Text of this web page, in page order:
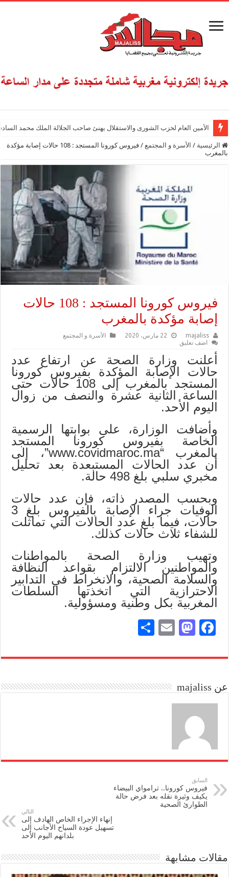
الأمين العام لحزب الشورى والاستقلال يهنئ صاحب الجلالة الملك محمد
الرئيسية / الأسرة و المجتمع /
فيروس كورونا المستجد : 108 حالات إصابة مؤكدة
بالمغرب
فيروس كورونا المستجد : 108 حالات
إصابة مؤكدة بالمغرب
majaliss 22 مارس، 2020
الأسرة و المجتمع
اضف تعليق
أعلنت وزارة الصحة عن ارتفاع عدد
حالات الإصابة المؤكدة بفيروس كورونا
المستجد بالمغرب إلى 108 حالات حتى
الساعة الثانية عشرة والنصف من زوال
اليوم الأحد.
وأضافت الوزارة، على بوابتها الرسمية
الخاصة بفيروس كورونا المستجد
بالمغرب “www.covidmaroc.ma”، إلى
أن عدد الحالات المستبعدة بعد تحليل
مخبري سلبي بلغ 498 حالة.
وبحسب المصدر ذاته، فإن عدد حالات
الوفيات جراء الإصابة بالفيروس بلغ 3
حالات، فيما بلغ عدد الحالات التي تماثلت
للشفاء ثلاث حالات كذلك.
وتهيب وزارة الصحة بالمواطنات
والمواطنين الالتزام بقواعد النظافة
والسلامة الصحية، والانخراط في التدابير
الاحترازية التي اتخذتها السلطات
المغربية بكل وطنية ومسؤولية.
Fa
bo
M
to
n
E
ail
re
عن majaliss
السابق
فيروس كورونا.. ترامواي البيضاء
يكيف وثيرة نقله بعد فرض حالة
الطوارئ الصحية
التالي
إنهاء الإجراء الخاص الهادف إلى
تسهيل عودة السياح الأجانب إلى
بلدانهم اليوم الأحد
مقالات مشابهة